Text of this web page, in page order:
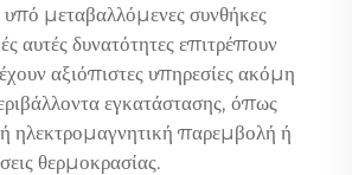
μεταβαλλόμενες συνθήκες
αυτές δυνατότητες επιτρέπουν
αξιόπιστες υπηρεσίες ακόμη
εγκατάστασης, όπως
ηλεκτρομαγνητική παρεμβολή ή
θερμοκρασίας.